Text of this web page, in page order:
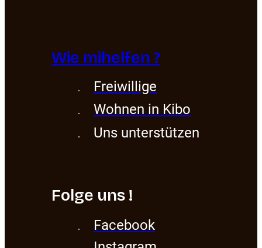
Wie mihelfen ?
Freiwillige
Wohnen in Kibo
Uns unterstützen
Folge uns !
Facebook